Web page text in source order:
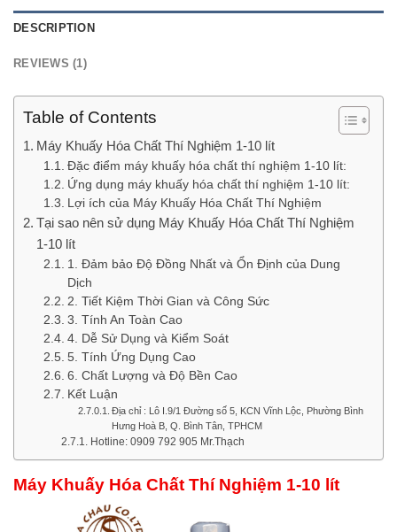
DESCRIPTION
REVIEWS (1)
Table of Contents
Máy Khuấy Hóa Chất Thí Nghiệm 1-10 lít
Đặc điểm máy khuấy hóa chất thí nghiệm 1-10 lít:
Ứng dụng máy khuấy hóa chất thí nghiệm 1-10 lít:
Lợi ích của Máy Khuấy Hóa Chất Thí Nghiệm
Tại sao nên sử dụng Máy Khuấy Hóa Chất Thí Nghiệm
1-10 lít
1. Đảm bảo Độ Đồng Nhất và Ổn Định của Dung
Dịch
2. Tiết Kiệm Thời Gian và Công Sức
3. Tính An Toàn Cao
4. Dễ Sử Dụng và Kiểm Soát
5. Tính Ứng Dụng Cao
6. Chất Lượng và Độ Bền Cao
Kết Luận
Địa chỉ : Lô I.9/1 Đường số 5, KCN Vĩnh Lộc, Phường Bình
Hưng Hoà B, Q. Bình Tân, TPHCM
Hotline: 0909 792 905 Mr.Thạch
Máy Khuấy Hóa Chất Thí Nghiệm 1-10 lít